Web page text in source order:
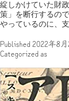
綻しかけていた財
策」を断行するの
やっているのに、
イ
ロ
ー
マ
Published 2022年8月
Categorized as